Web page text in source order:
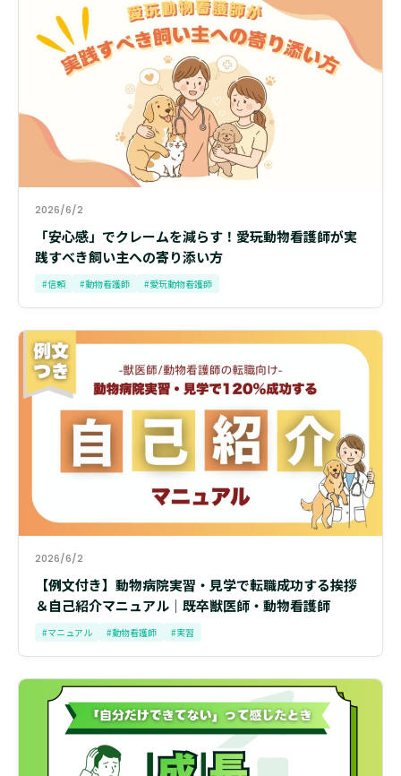
2026/6/2
「安心感」でクレームを減らす！愛玩動物看護師が実
践すべき飼い主への寄り添い方
#信頼 #動物看護師 #愛玩動物看護師
2026/6/2
【例文付き】動物病院実習・見学で転職成功する挨拶
＆自己紹介マニュアル│既卒獣医師・動物看護師
#マニュアル #動物看護師 #実習